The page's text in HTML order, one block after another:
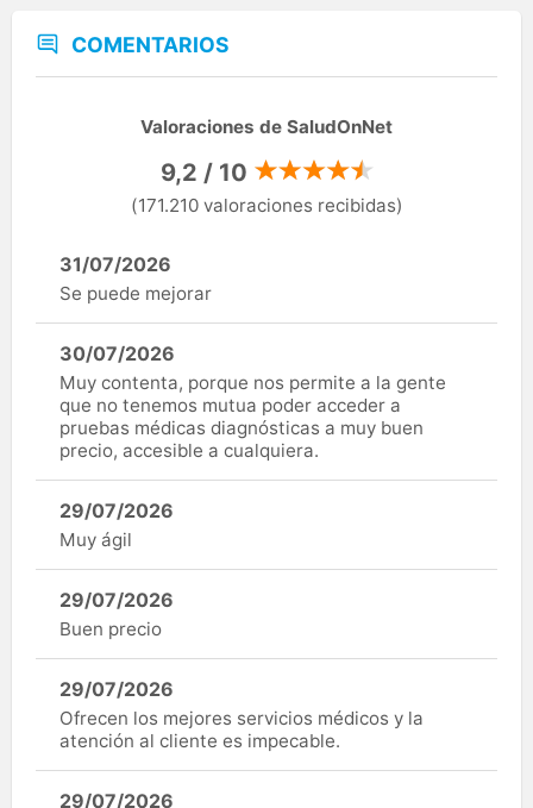
COMENTARIOS
Valoraciones de SaludOnNet
9,2 / 10
(171.210 valoraciones recibidas)
31/07/2026
Se puede mejorar
30/07/2026
Muy contenta, porque nos permite a la gente
que no tenemos mutua poder acceder a
pruebas médicas diagnósticas a muy buen
precio, accesible a cualquiera.
29/07/2026
Muy ágil
29/07/2026
Buen precio
29/07/2026
Ofrecen los mejores servicios médicos y la
atención al cliente es impecable.
29/07/2026